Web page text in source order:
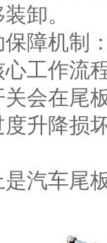
卸。
保障机制
心工作流
关会在尾
度升降损
是汽车尾